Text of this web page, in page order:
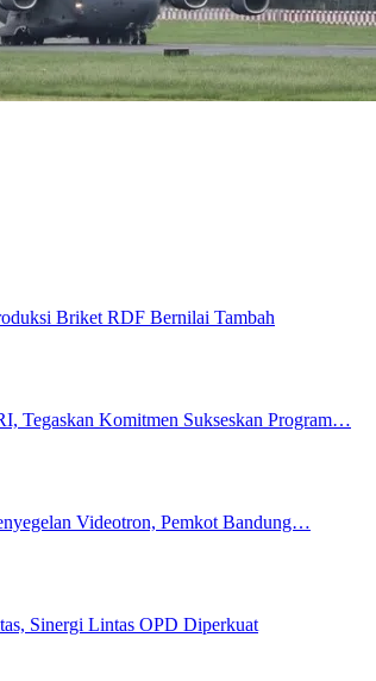
Briket RDF Bernilai Tambah
Tegaskan Komitmen Sukseskan Program…
Videotron, Pemkot Bandung…
Sinergi Lintas OPD Diperkuat